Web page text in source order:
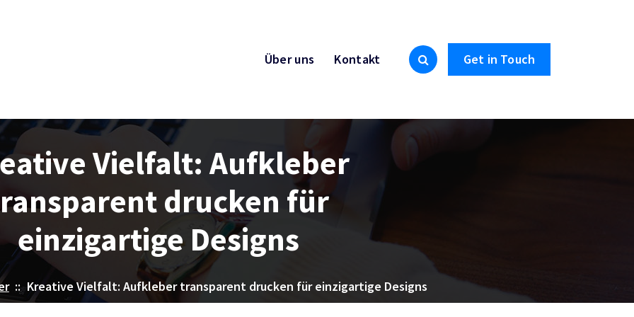
Über uns Kontakt Get in Touch
Vielfalt: Aufkleber
drucken für
einzigartige Designs
:: Kreative Vielfalt: Aufkleber transparent drucken für einzigartige Designs